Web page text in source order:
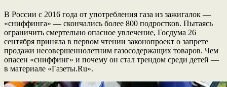
В России с 2016 года от употребления газа из зажигалок —
«сниффинга» — скончались более 800 подростков. Пытаясь
ограничить смертельно опасное увлечение, Госдума 26
сентября приняла в первом чтении законопроект о запрете
продажи несовершеннолетним газосодержащих товаров. Чем
опасен «сниффинг» и почему он стал трендом среди детей —
в материале «Газеты.Ru».